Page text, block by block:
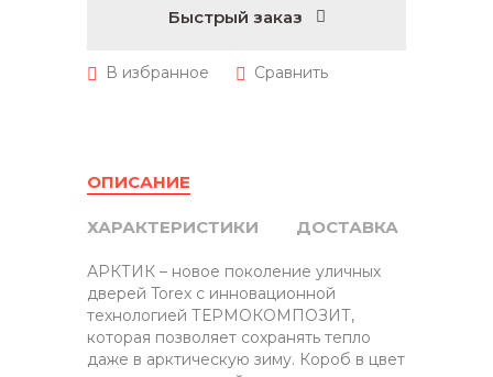
Быстрый заказ
ОПИСАНИЕ
ХАРАКТЕРИСТИКИ ДОСТАВКА
АРКТИК – новое поколение уличных
дверей Torex с инновационной
технологией ТЕРМОКОМПОЗИТ,
которая позволяет сохранять тепло
даже в арктическую зиму. Короб в цвет